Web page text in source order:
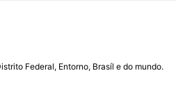
Federal, Entorno, Brasíl e do mundo.